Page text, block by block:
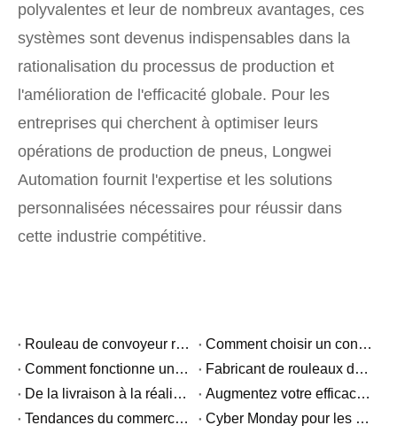
polyvalentes et leur de nombreux avantages, ces
systèmes sont devenus indispensables dans la
rationalisation du processus de production et
l'amélioration de l'efficacité globale. Pour les
entreprises qui cherchent à optimiser leurs
opérations de production de pneus, Longwei
Automation fournit l'expertise et les solutions
personnalisées nécessaires pour réussir dans
cette industrie compétitive.
Rouleau de convoyeur robuste et rouleau de convoyeur standard : quelle est la différence ?
Comment choisir un convoyeur à rouleaux par gravité pour les systèmes de rayonnage à flux de palettes
Comment fonctionne un rouleau de convoyeur de palettes robuste ?
Fabricant de rouleaux de convoyeur robustes : ce que les acheteurs industriels doivent savoir
De la livraison à la réalisation – Un client de Trinidad partage une excellente nouvelle
Augmentez votre efficacité en haute saison grâce aux convoyeurs télescopiques
Tendances du commerce électronique : transparence des expéditions
Cyber ​​​​Monday pour les fabricants : comment choisir un convoyeur pour les demandes de production de pointe